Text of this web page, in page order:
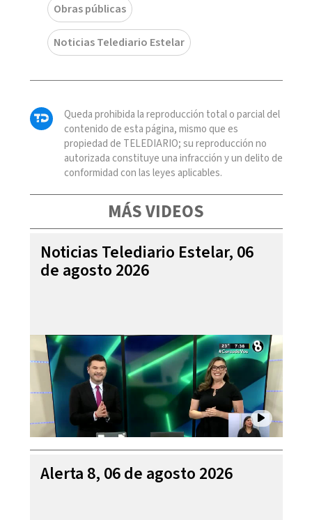
Obras públicas
Noticias Telediario Estelar
Queda prohibida la reproducción total o parcial del
contenido de esta página, mismo que es
propiedad de TELEDIARIO; su reproducción no
autorizada constituye una infracción y un delito de
conformidad con las leyes aplicables.
MÁS VIDEOS
Noticias Telediario Estelar, 06
de agosto 2026
Alerta 8, 06 de agosto 2026